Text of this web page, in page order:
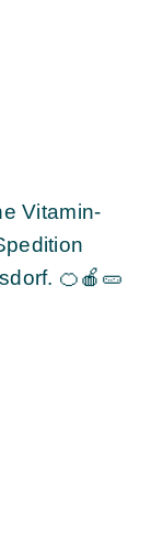
Vitamin-
🍊🍎 🥒